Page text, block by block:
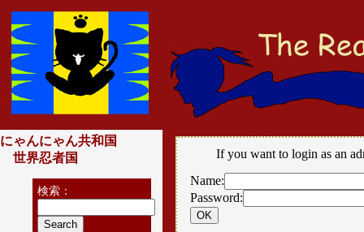
If you want to login as an
Name:
Password:
にゃんにゃん共和国
世界忍者国
検索：